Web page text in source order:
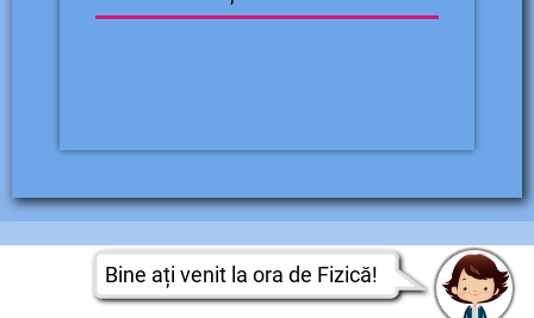
Bine ați venit la ora de Fizică!